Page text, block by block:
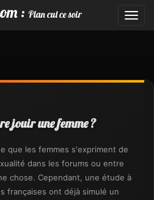
: Plan cul ce soir
jouir une femme ?
que les femmes s'expriment de
dans les forums ou entre
chose. Cependant, une étude à
françaises ont déjà simulé un